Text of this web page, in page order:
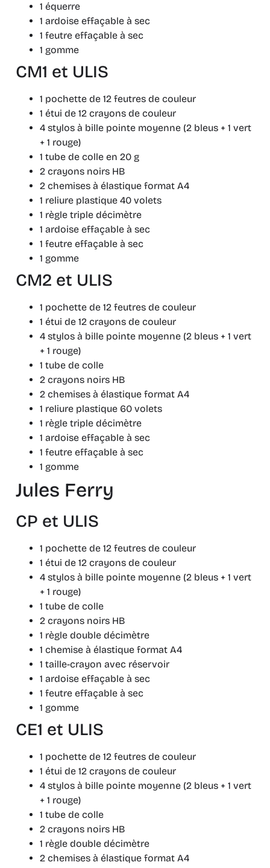
1 équerre
1 ardoise effaçable à sec
1 feutre effaçable à sec
1 gomme
CM1 et ULIS
1 pochette de 12 feutres de couleur
1 étui de 12 crayons de couleur
4 stylos à bille pointe moyenne (2 bleus + 1 vert
+ 1 rouge)
1 tube de colle en 20 g
2 crayons noirs HB
2 chemises à élastique format A4
1 reliure plastique 40 volets
1 règle triple décimètre
1 ardoise effaçable à sec
1 feutre effaçable à sec
1 gomme
CM2 et ULIS
1 pochette de 12 feutres de couleur
1 étui de 12 crayons de couleur
4 stylos à bille pointe moyenne (2 bleus + 1 vert
+ 1 rouge)
1 tube de colle
2 crayons noirs HB
2 chemises à élastique format A4
1 reliure plastique 60 volets
1 règle triple décimètre
1 ardoise effaçable à sec
1 feutre effaçable à sec
1 gomme
Jules Ferry
CP et ULIS
1 pochette de 12 feutres de couleur
1 étui de 12 crayons de couleur
4 stylos à bille pointe moyenne (2 bleus + 1 vert
+ 1 rouge)
1 tube de colle
2 crayons noirs HB
1 règle double décimètre
1 chemise à élastique format A4
1 taille-crayon avec réservoir
1 ardoise effaçable à sec
1 feutre effaçable à sec
1 gomme
CE1 et ULIS
1 pochette de 12 feutres de couleur
1 étui de 12 crayons de couleur
4 stylos à bille pointe moyenne (2 bleus + 1 vert
+ 1 rouge)
1 tube de colle
2 crayons noirs HB
1 règle double décimètre
2 chemises à élastique format A4